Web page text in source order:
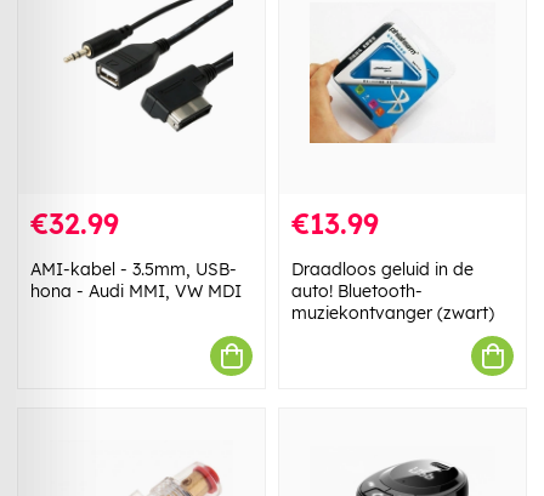
€32.99
AMI-kabel - 3.5mm, USB-
hona - Audi MMI, VW MDI
€13.99
Draadloos geluid in de
auto! Bluetooth-
muziekontvanger (zwart)